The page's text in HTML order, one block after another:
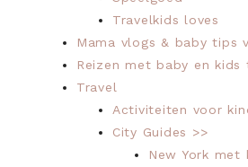
Travelkids loves
Mama vlogs & baby tips
Reizen met baby en kids
Travel
Activiteiten voor
City Guides >>
New York met